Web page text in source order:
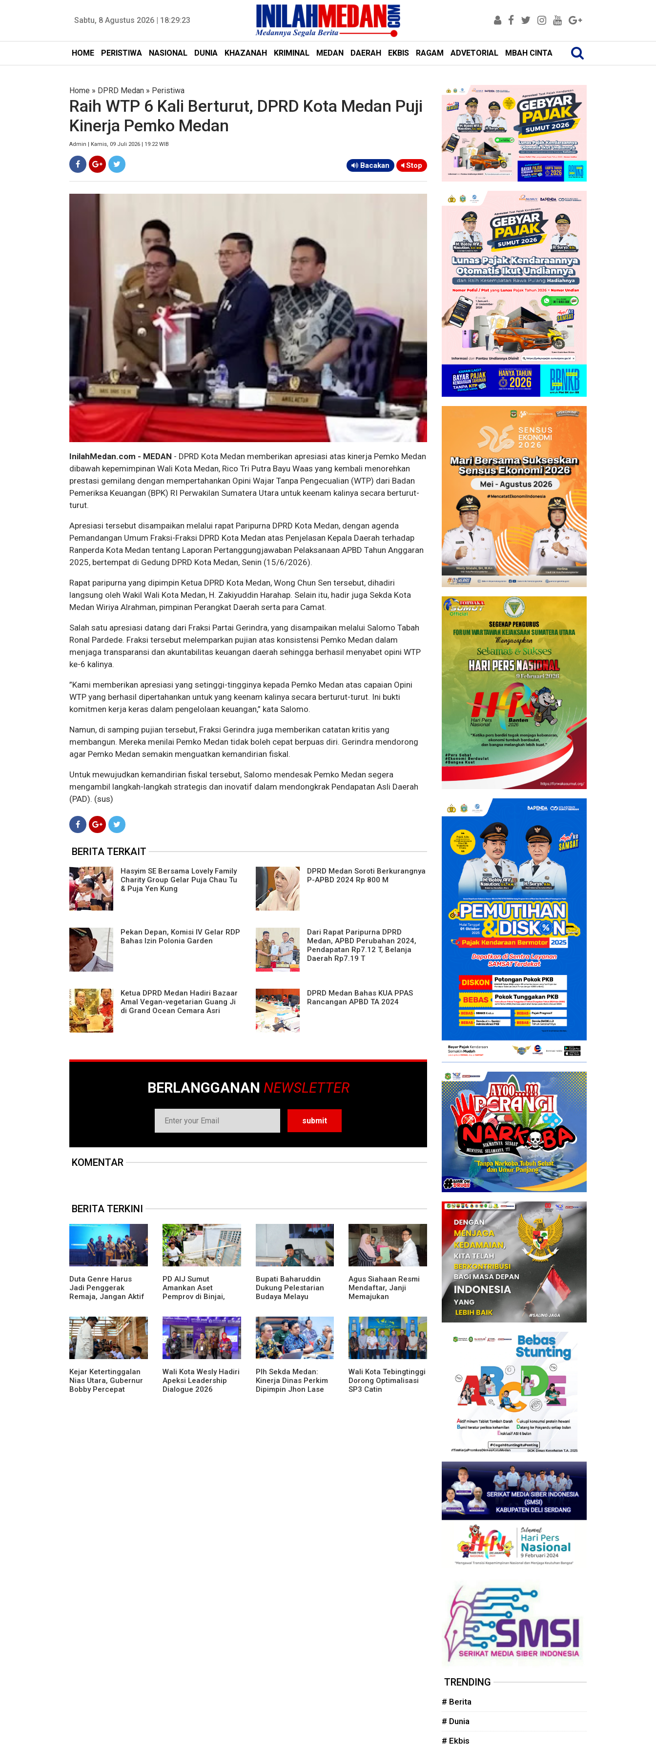
Sabtu, 8 Agustus 2026 | 18:29:25
HOME PERISTIWA NASIONAL DUNIA KHAZANAH KRIMINAL MEDAN DAERAH EKBIS RAGAM ADVETORIAL MBAH CINTA
Home » DPRD Medan » Peristiwa
Raih WTP 6 Kali Berturut, DPRD Kota Medan Puji
Kinerja Pemko Medan
Admin | Kamis, 09 Juli 2026 | 19:22 WIB
Bacakan Stop
InilahMedan.com - MEDAN - DPRD Kota Medan memberikan apresiasi atas kinerja Pemko Medan
dibawah kepemimpinan Wali Kota Medan, Rico Tri Putra Bayu Waas yang kembali menorehkan
prestasi gemilang dengan mempertahankan Opini Wajar Tanpa Pengecualian (WTP) dari Badan
Pemeriksa Keuangan (BPK) RI Perwakilan Sumatera Utara untuk keenam kalinya secara berturut-
turut.
Apresiasi tersebut disampaikan melalui rapat Paripurna DPRD Kota Medan, dengan agenda
Pemandangan Umum Fraksi-Fraksi DPRD Kota Medan atas Penjelasan Kepala Daerah terhadap
Ranperda Kota Medan tentang Laporan Pertanggungjawaban Pelaksanaan APBD Tahun Anggaran
2025, bertempat di Gedung DPRD Kota Medan, Senin (15/6/2026).
Rapat paripurna yang dipimpin Ketua DPRD Kota Medan, Wong Chun Sen tersebut, dihadiri
langsung oleh Wakil Wali Kota Medan, H. Zakiyuddin Harahap. Selain itu, hadir juga Sekda Kota
Medan Wiriya Alrahman, pimpinan Perangkat Daerah serta para Camat.
Salah satu apresiasi datang dari Fraksi Partai Gerindra, yang disampaikan melalui Salomo Tabah
Ronal Pardede. Fraksi tersebut melemparkan pujian atas konsistensi Pemko Medan dalam
menjaga transparansi dan akuntabilitas keuangan daerah sehingga berhasil menyabet opini WTP
ke-6 kalinya.
​”Kami memberikan apresiasi yang setinggi-tingginya kepada Pemko Medan atas capaian Opini
WTP yang berhasil dipertahankan untuk yang keenam kalinya secara berturut-turut. Ini bukti
komitmen kerja keras dalam pengelolaan keuangan,” kata Salomo.
Namun, di samping pujian tersebut, Fraksi Gerindra juga memberikan catatan kritis yang
membangun. Mereka menilai Pemko Medan tidak boleh cepat berpuas diri. Gerindra mendorong
agar Pemko Medan semakin menguatkan kemandirian fiskal.
Untuk mewujudkan kemandirian fiskal tersebut, Salomo mendesak Pemko Medan segera
mengambil langkah-langkah strategis dan inovatif dalam mendongkrak Pendapatan Asli Daerah
(PAD). (sus)
BERITA TERKAIT
Hasyim SE Bersama Lovely Family
Charity Group Gelar Puja Chau Tu
& Puja Yen Kung
DPRD Medan Soroti Berkurangnya
P-APBD 2024 Rp 800 M
Pekan Depan, Komisi IV Gelar RDP
Bahas Izin Polonia Garden
Dari Rapat Paripurna DPRD
Medan, APBD Perubahan 2024,
Pendapatan Rp7.12 T, Belanja
Daerah Rp7.19 T
Ketua DPRD Medan Hadiri Bazaar
Amal Vegan-vegetarian Guang Ji
di Grand Ocean Cemara Asri
DPRD Medan Bahas KUA PPAS
Rancangan APBD TA 2024
BERLANGGANAN NEWSLETTER
KOMENTAR
BERITA TERKINI
Duta Genre Harus
Jadi Penggerak
Remaja, Jangan Aktif
PD AIJ Sumut
Amankan Aset
Pemprov di Binjai,
Dibongkar
Bupati Baharuddin
Dukung Pelestarian
Budaya Melayu
Agus Siahaan Resmi
Mendaftar, Janji
Memajukan
Kejar Ketertinggalan
Nias Utara, Gubernur
Bobby Percepat
Wali Kota Wesly Hadiri
Apeksi Leadership
Dialogue 2026
Plh Sekda Medan:
Kinerja Dinas Perkim
Dipimpin Jhon Lase
Wali Kota Tebingtinggi
Dorong Optimalisasi
SP3 Catin
TRENDING
# Berita
# Dunia
# Ekbis